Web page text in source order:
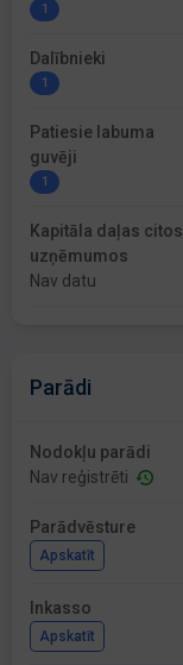
1
Dalībnieki
1
Patiesie labuma
guvēji
1
Kapitāla daļas citos
uzņēmumos
Nav datu
Parādi
Nodokļu parādi
Nav reģistrēti
Parādvēsture
Apskatīt
Inkasso
Apskatīt